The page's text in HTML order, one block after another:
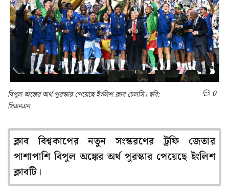
বিপুল অঙ্কের অর্থ পুরস্কার পেয়েছে ইংলিশ ক্লাব চেলসি। ছবি:
সিএনএন
0
ক্লাব বিশ্বকাপের নতুন সংস্করণের ট্রফি জেতার
পাশাপাশি বিপুল অঙ্কের অর্থ পুরস্কার পেয়েছে ইংলিশ
ক্লাবটি।